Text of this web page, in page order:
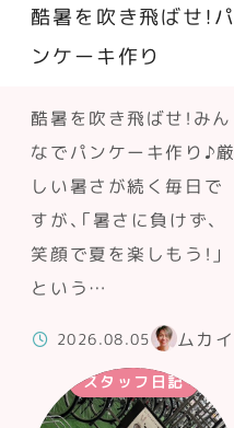
酷暑を吹き飛ばせ！パ
ンケーキ作り
酷暑を吹き飛ばせ！みん
なでパンケーキ作り♪厳
しい暑さが続く毎日で
すが、「暑さに負けず、
笑顔で夏を楽しもう！」
という…
2026.08.05 ムカイ
スタッフ日記